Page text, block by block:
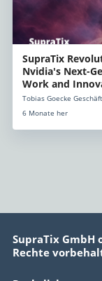
SupraTix
Nvidia's Next-
Work and
Tobias Goecke
6 Monate her
SupraTix GmbH
Rechte